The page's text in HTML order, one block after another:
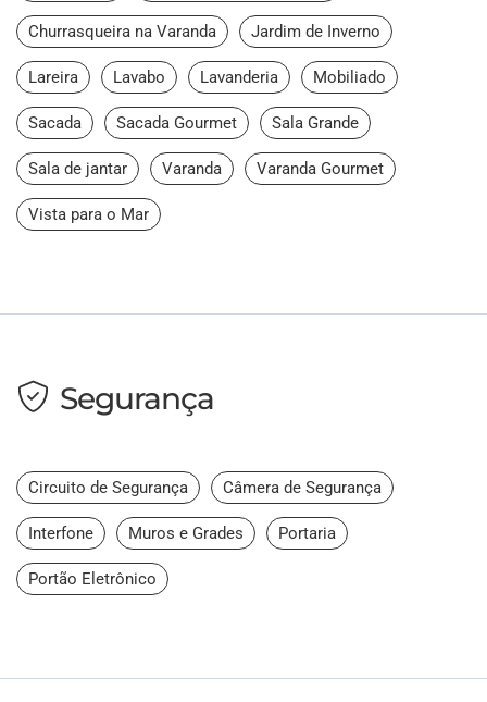
Churrasqueira na Varanda Jardim de Inverno
Lareira Lavabo Lavanderia Mobiliado
Sacada Sacada Gourmet Sala Grande
Sala de jantar Varanda Varanda Gourmet
Vista para o Mar
Segurança
Circuito de Segurança Câmera de Segurança
Interfone Muros e Grades Portaria
Portão Eletrônico